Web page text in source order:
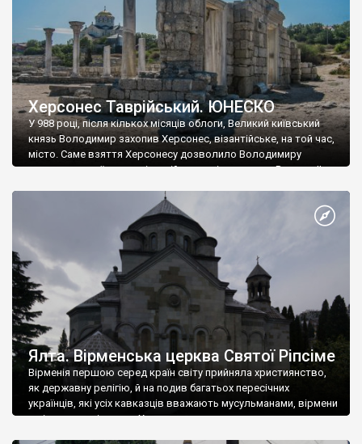
Херсонес Таврійський. ЮНЕСКО
У 988 році, після кількох місяців облоги, Великий київський
князь Володимир захопив Херсонес, візантійське, на той час,
місто. Саме взяття Херсонесу дозволило Володимиру
диктувати свої умови візантійському імператору Василю ІІ, та
Херсонесі Володимир-язичник, став Василем-християнином.
А потім було Хрещення Русі. На честь Херсонесу Таврійського
Ялта. Вірменська церква Святої Ріпсіме
Вірменія першою серед країн світу прийняла християнство,
як державну релігію, й на подив багатьох пересічних
українців, які усіх кавказців вважають мусульманами, вірмени
є відданими вірянами Христа